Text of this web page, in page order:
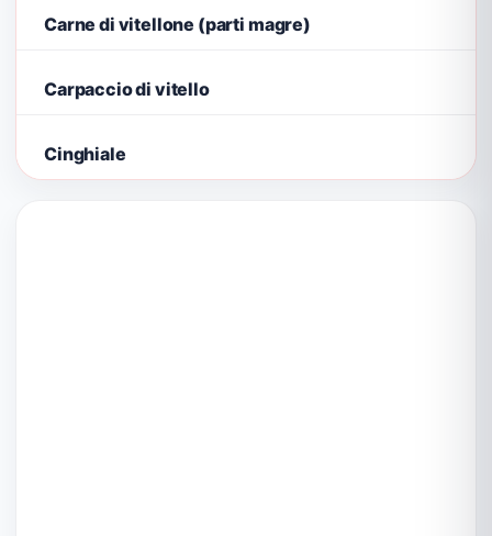
Carne di vitellone (parti magre)
Carpaccio di vitello
Cinghiale